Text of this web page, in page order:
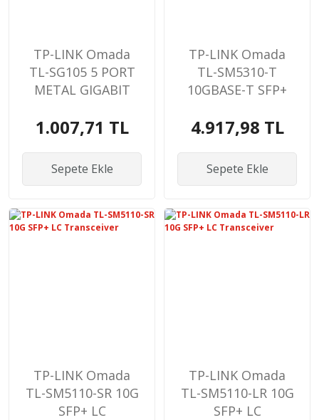
TP-LINK Omada
TL-SG105 5 PORT
METAL GIGABIT
1.007,71 TL
Sepete Ekle
TP-LINK Omada
TL-SM5310-T
10GBASE-T SFP+
4.917,98 TL
Sepete Ekle
TP-LINK Omada
TL-SM5110-SR 10G
SFP+ LC
TP-LINK Omada
TL-SM5110-LR 10G
SFP+ LC